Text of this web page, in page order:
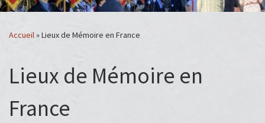
Accueil»Lieux de Mémoire en France
Lieux de Mémoire en
France